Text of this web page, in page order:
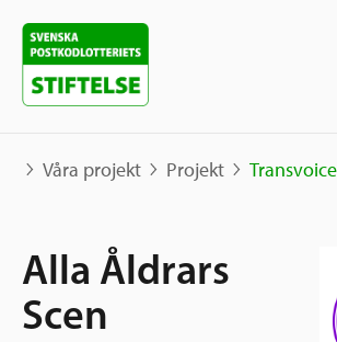
Våra projekt
Projekt
Karta
Våra stöd
Våra projekt Projekt
Alla Åldrars
Scen